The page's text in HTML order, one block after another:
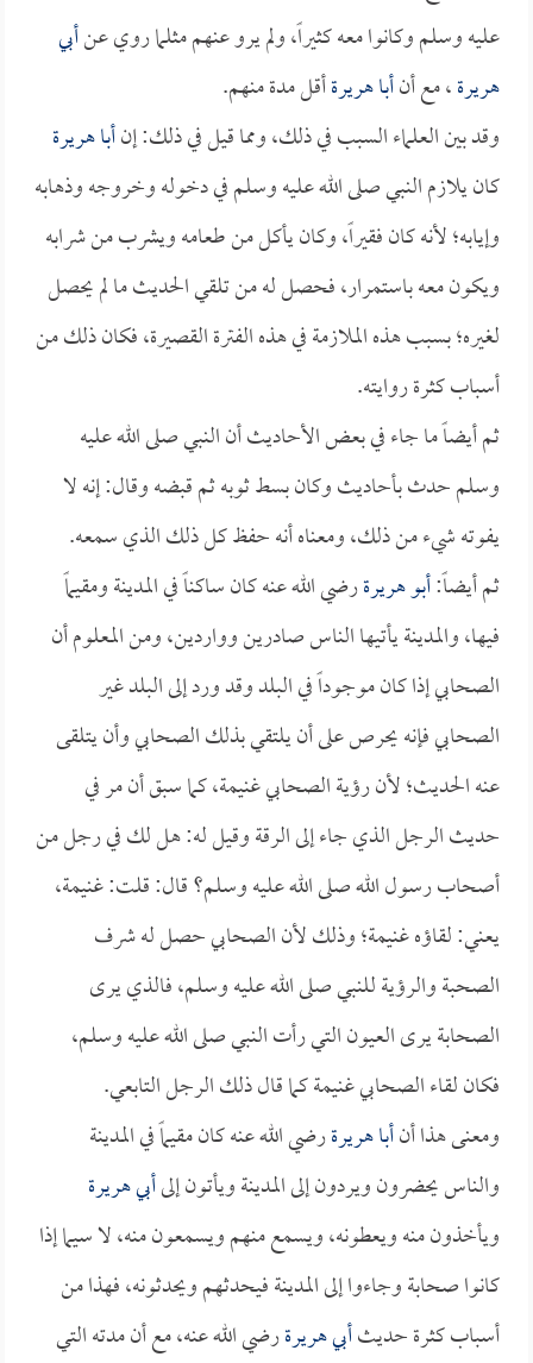
عليه وسلم وكانوا معه كثيراً، ولم يرو عنهم مثلما روي عنأبي
هريرة، مع أنأبا هريرةأقل مدة منهم.
وقد بين العلماء السبب في ذلك، ومما قيل في ذلك: إنأبا هريرة
كان يلازم النبي صلى الله عليه وسلم في دخوله وخروجه وذهابه
وإيابه؛ لأنه كان فقيراً، وكان يأكل من طعامه ويشرب من شرابه
ويكون معه باستمرار، فحصل له من تلقي الحديث ما لم يحصل
لغيره؛ بسبب هذه الملازمة في هذه الفترة القصيرة، فكان ذلك من
أسباب كثرة روايته.
ثم أيضاً ما جاء في بعض الأحاديث أن النبي صلى الله عليه
وسلم حدث بأحاديث وكان بسط ثوبه ثم قبضه وقال: إنه لا
يفوته شيء من ذلك، ومعناه أنه حفظ كل ذلك الذي سمعه.
ثم أيضاً:أبو هريرةرضي الله عنه كان ساكناً في المدينة ومقيماً
فيها، والمدينة يأتيها الناس صادرين وواردين، ومن المعلوم أن
الصحابي إذا كان موجوداً في البلد وقد ورد إلى البلد غير
الصحابي فإنه يحرص على أن يلتقي بذلك الصحابي وأن يتلقى
عنه الحديث؛ لأن رؤية الصحابي غنيمة، كما سبق أن مر في
حديث الرجل الذي جاء إلى الرقة وقيل له: هل لك في رجل من
أصحاب رسول الله صلى الله عليه وسلم؟ قال: قلت: غنيمة،
يعني: لقاؤه غنيمة؛ وذلك لأن الصحابي حصل له شرف
الصحبة والرؤية للنبي صلى الله عليه وسلم، فالذي يرى
الصحابة يرى العيون التي رأت النبي صلى الله عليه وسلم،
فكان لقاء الصحابي غنيمة كما قال ذلك الرجل التابعي.
ومعنى هذا أنأبا هريرةرضي الله عنه كان مقيماً في المدينة
والناس يحضرون ويردون إلى المدينة ويأتون إلىأبي هريرة
ويأخذون منه ويعطونه، ويسمع منهم ويسمعون منه، لا سيما إذا
كانوا صحابة وجاءوا إلى المدينة فيحدثهم ويحدثونه، فهذا من
أسباب كثرة حديثأبي هريرةرضي الله عنه، مع أن مدته التي